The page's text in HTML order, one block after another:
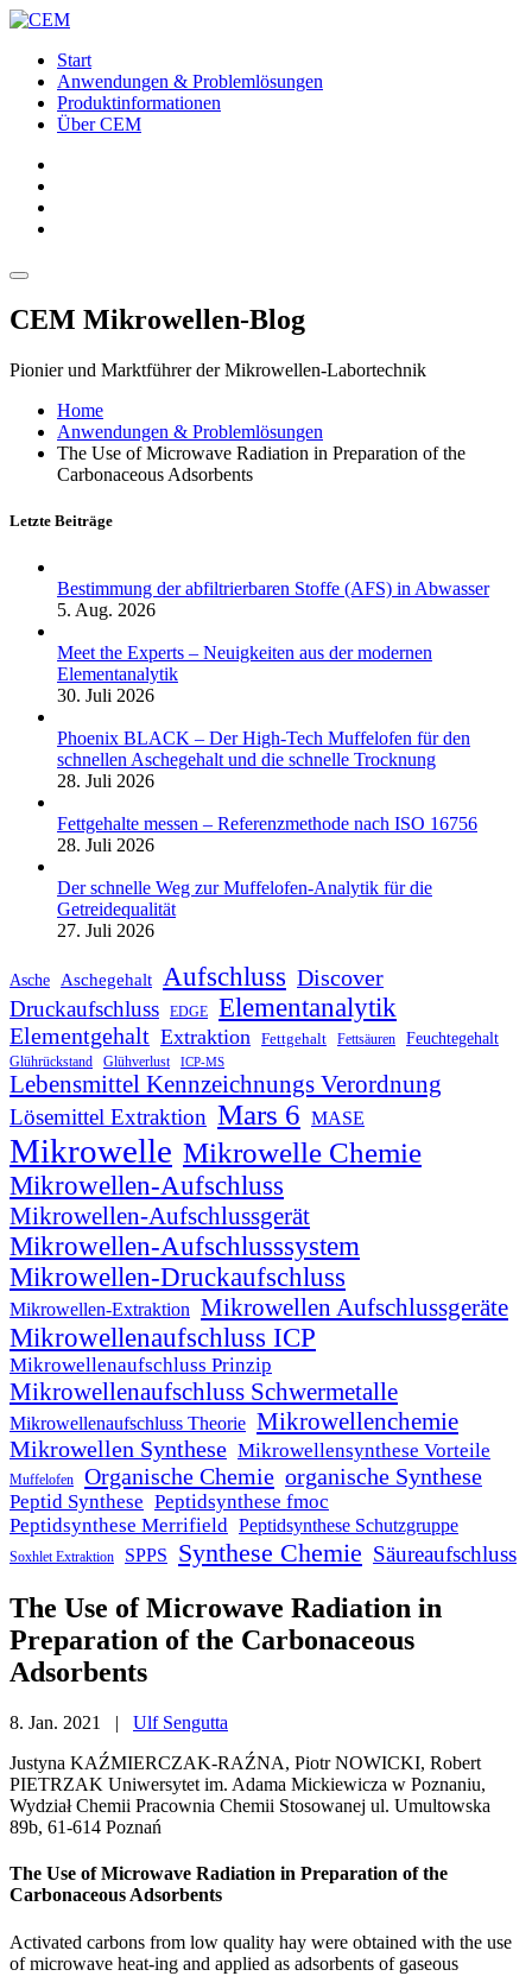
Start
Anwendungen & Problemlösungen
Produktinformationen
Über CEM
CEM Mikrowellen-Blog
Pionier und Marktführer der Mikrowellen-Labortechnik
Home
Anwendungen & Problemlösungen
The Use of Microwave Radiation in Preparation of the
Carbonaceous Adsorbents
Letzte Beiträge
Bestimmung der abfiltrierbaren Stoffe (AFS) in Abwasser
5. Aug. 2026
Meet the Experts – Neuigkeiten aus der modernen
Elementanalytik
30. Juli 2026
Phoenix BLACK – Der High-Tech Muffelofen für den
schnellen Aschegehalt und die schnelle Trocknung
28. Juli 2026
Fettgehalte messen – Referenzmethode nach ISO 16756
28. Juli 2026
Der schnelle Weg zur Muffelofen-Analytik für die
Getreidequalität
27. Juli 2026
Asche Aschegehalt Aufschluss Discover
Druckaufschluss EDGE Elementanalytik
Elementgehalt Extraktion Fettgehalt Fettsäuren Feuchtegehalt
Glührückstand Glühverlust ICP-MS
Lebensmittel Kennzeichnungs Verordnung
Lösemittel Extraktion Mars 6 MASE
Mikrowelle Mikrowelle Chemie
Mikrowellen-Aufschluss
Mikrowellen-Aufschlussgerät
Mikrowellen-Aufschlusssystem
Mikrowellen-Druckaufschluss
Mikrowellen-Extraktion Mikrowellen Aufschlussgeräte
Mikrowellenaufschluss ICP
Mikrowellenaufschluss Prinzip
Mikrowellenaufschluss Schwermetalle
Mikrowellenaufschluss Theorie Mikrowellenchemie
Mikrowellen Synthese Mikrowellensynthese Vorteile
Muffelofen Organische Chemie organische Synthese
Peptid Synthese Peptidsynthese fmoc
Peptidsynthese Merrifield Peptidsynthese Schutzgruppe
Soxhlet Extraktion SPPS Synthese Chemie Säureaufschluss
The Use of Microwave Radiation in
Preparation of the Carbonaceous
Adsorbents
8. Jan. 2021 | Ulf Sengutta
Justyna KAŹMIERCZAK-RAŹNA, Piotr NOWICKI, Robert
PIETRZAK Uniwersytet im. Adama Mickiewicza w Poznaniu,
Wydział Chemii Pracownia Chemii Stosowanej ul. Umultowska
89b, 61-614 Poznań
The Use of Microwave Radiation in Preparation of the
Carbonaceous Adsorbents
Activated carbons from low quality hay were obtained with the use
of microwave heat-ing and applied as adsorbents of gaseous